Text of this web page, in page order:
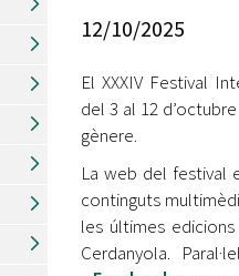
jove 2026
Barris
El FIT
tret de
12/10/2025
El XXXIV Festival
del 3 al 12
gènere.
La web del festival
continguts
les últimes
Cerdanyola.